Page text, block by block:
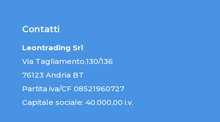
Contatti
Leontrading Srl
Via Tagliamento,130/136
76123 Andria BT
Partita iva/CF 08521960727
Capitale sociale: 40.000,00 i.v.